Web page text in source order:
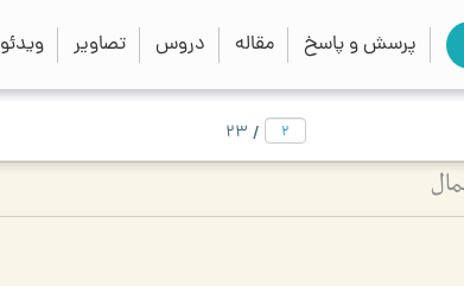
پرسش و پاسخ مقاله دروس تصاویر ویدئو search
close
/
23